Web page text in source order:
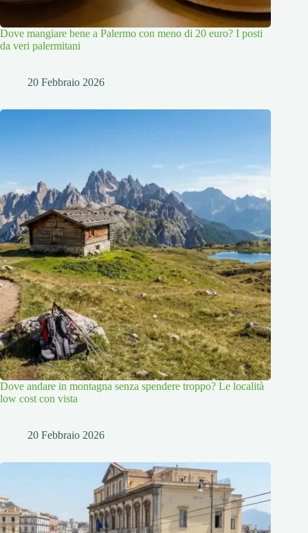
Dove mangiare bene a Palermo con meno di 20 euro? I posti
da veri palermitani
20 Febbraio 2026
Dove andare in montagna senza spendere troppo? Le località
low cost con vista
20 Febbraio 2026